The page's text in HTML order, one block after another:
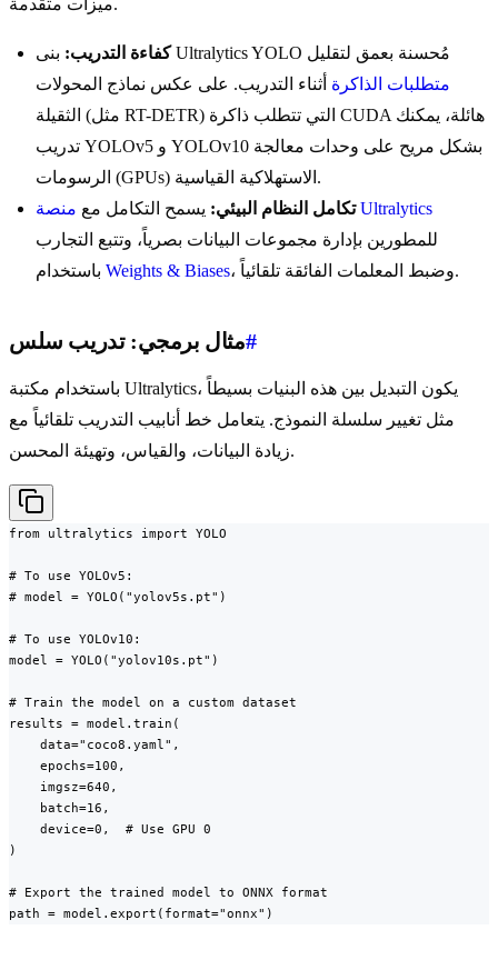
ميزات متقدمة.
كفاءة التدريب:
بنى Ultralytics YOLO مُحسنة بعمق لتقليل
متطلبات الذاكرة أثناء التدريب. على عكس نماذج المحولات
الثقيلة (مثل RT-DETR) التي تتطلب ذاكرة CUDA هائلة، يمكنك
تدريب YOLOv5 و YOLOv10 بشكل مريح على وحدات معالجة
الرسومات (GPUs) الاستهلاكية القياسية.
تكامل النظام البيئي: يسمح التكامل مع
منصة Ultralytics
للمطورين بإدارة مجموعات البيانات بصرياً، وتتبع التجارب
Weights & Biases ، وضبط المعلمات الفائقة تلقائياً.
مثال برمجي: تدريب سلس#
باستخدام مكتبة Ultralytics، يكون التبديل بين هذه البنيات بسيطاً
مثل تغيير سلسلة النموذج. يتعامل خط أنابيب التدريب تلقائياً مع
زيادة البيانات، والقياس، وتهيئة المحسن.
from ultralytics import YOLO
# To use YOLOv5:
# model = YOLO("yolov5s.pt")
# To use YOLOv10:
model = YOLO("yolov10s.pt")
# Train the model on a custom dataset
results = model.train(
    data="coco8.yaml",
    epochs=100,
    imgsz=640,
    batch=16,
    device=0,  # Use GPU 0
)
# Export the trained model to ONNX format
path = model.export(format="onnx")